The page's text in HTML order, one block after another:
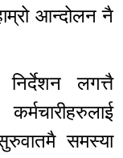
आन्दोलन नै
लगत्तै
समस्या